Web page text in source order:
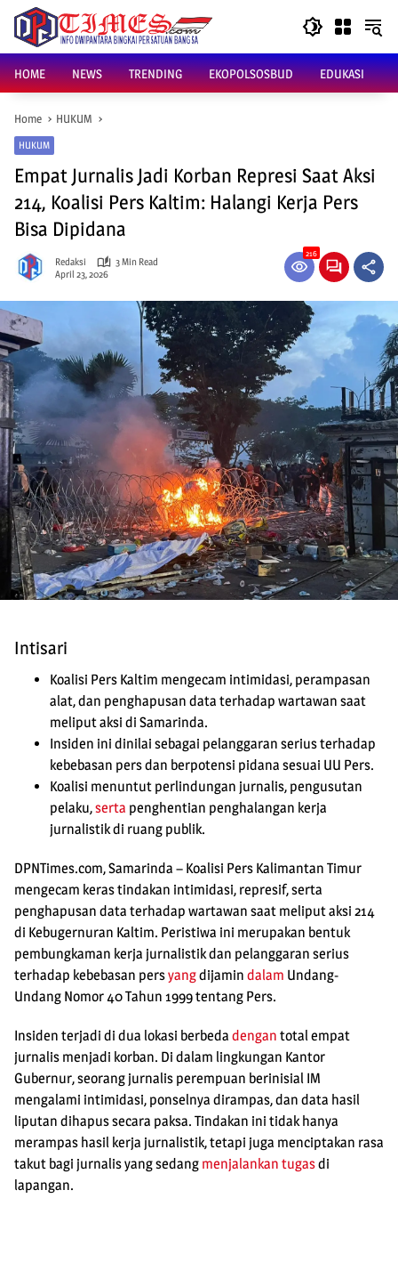
content
HOME
NEWS TRENDING EKOPOLSOSBUD EDUKASI
Home HUKUM
HUKUM
Empat Jurnalis Jadi Korban Represi Saat Aksi
214, Koalisi Pers Kaltim: Halangi Kerja Pers
Bisa Dipidana
Redaksi
3 Min Read
April 23, 2026
216
Intisari
Koalisi Pers Kaltim mengecam intimidasi, perampasan
alat, dan penghapusan data terhadap wartawan saat
meliput aksi di Samarinda.
Insiden ini dinilai sebagai pelanggaran serius terhadap
kebebasan pers dan berpotensi pidana sesuai UU Pers.
Koalisi menuntut perlindungan jurnalis, pengusutan
pelaku,serta penghentian penghalangan kerja
jurnalistik di ruang publik.
DPNTimes.com, Samarinda – Koalisi Pers Kalimantan Timur
mengecam keras tindakan intimidasi, represif, serta
penghapusan data terhadap wartawan saat meliput aksi 214
di Kebugernuran Kaltim. Peristiwa ini merupakan bentuk
pembungkaman kerja jurnalistik dan pelanggaran serius
terhadap kebebasan persyangdijamin dalam Undang-
Undang Nomor 40 Tahun 1999 tentang Pers.
Insiden terjadi di dua lokasi berbeda dengan total empat
jurnalis menjadi korban. Di dalam lingkungan Kantor
Gubernur, seorang jurnalis perempuan berinisial IM
mengalami intimidasi, ponselnya dirampas, dan data hasil
liputan dihapus secara paksa. Tindakan ini tidak hanya
merampas hasil kerja jurnalistik, tetapi juga menciptakan rasa
takut bagi jurnalis yang sedang menjalankan tugasdi
lapangan.